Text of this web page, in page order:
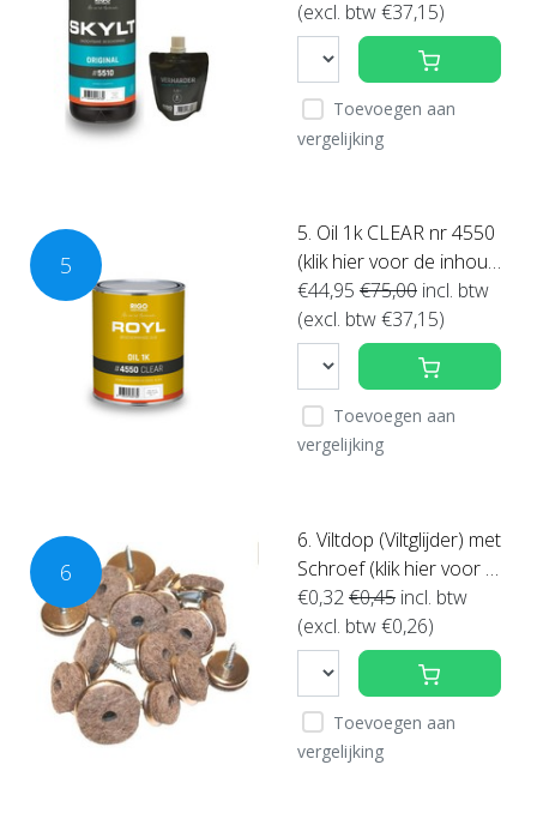
(excl. btw €37,15)
Toevoegen aan
vergelijking
5
5. Oil 1k CLEAR nr 4550
(klik hier voor de inhou
d)
€44,95 €75,00 incl. btw
(excl. btw €37,15)
Toevoegen aan
vergelijking
6
6. Viltdop (Viltglijder) met
Schroef (klik hier voor u
w maat) SUPERACTIE
€0,32€0,45 incl. btw
(excl. btw €0,26)
Toevoegen aan
vergelijking